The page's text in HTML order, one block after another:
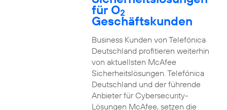
für O2
Geschäftskunden
Business Kunden von Telefónica
Deutschland profitieren weiterhin
von aktuellsten McAfee
Sicherheitslösungen. Telefónica
Deutschland und der führende
Anbieter für Cybersecurity-
Lösungen McAfee, setzen die